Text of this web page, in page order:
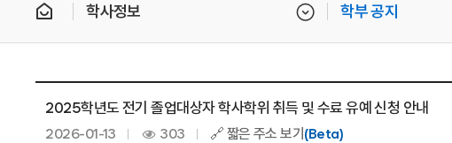
학사정보 학부 공지
2025학년도 전기 졸업대상자 학사학위 취득 및 수료 유예 신청 안내
2026-01-13 303 🔗 짧은 주소 보기 (Beta)